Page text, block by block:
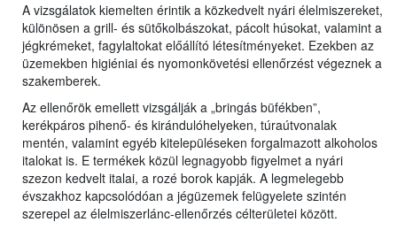
A vizsgálatok kiemelten érintik a közkedvelt nyári élelmiszereket,
különösen a grill- és sütőkolbászokat, pácolt húsokat, valamint a
jégkrémeket, fagylaltokat előállító létesítményeket. Ezekben az
üzemekben higiéniai és nyomonkövetési ellenőrzést végeznek a
szakemberek.
Az ellenőrök emellett vizsgálják a „bringás büfékben”,
kerékpáros pihenő- és kirándulóhelyeken, túraútvonalak
mentén, valamint egyéb kitelepüléseken forgalmazott alkoholos
italokat is. E termékek közül legnagyobb figyelmet a nyári
szezon kedvelt italai, a rozé borok kapják. A legmelegebb
évszakhoz kapcsolódóan a jégüzemek felügyelete szintén
szerepel az élelmiszerlánc-ellenőrzés célterületei között.